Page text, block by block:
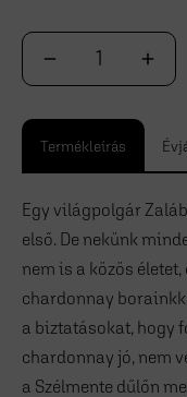
Termékleírás
Egy világpolgár
első. De nekünk
nem is a közös életet,
chardonnay
a biztatásokat, hogy
chardonnay jó, nem
a Szélmente dűlőn